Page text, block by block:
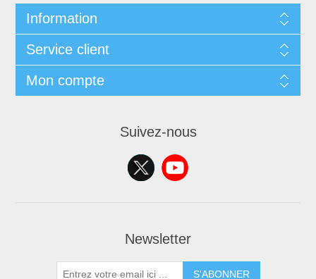
Information
Service client
Mon compte
Suivez-nous
Newsletter
S'ABONNER